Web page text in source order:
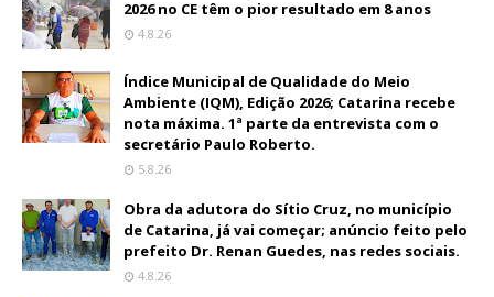
2026 no CE têm o pior resultado em 8 anos
4.8.26
Índice Municipal de Qualidade do Meio
Ambiente (IQM), Edição 2026; Catarina recebe
nota máxima. 1ª parte da entrevista com o
secretário Paulo Roberto.
5.8.26
Obra da adutora do Sítio Cruz, no município
de Catarina, já vai começar; anúncio feito pelo
prefeito Dr. Renan Guedes, nas redes sociais.
4.8.26